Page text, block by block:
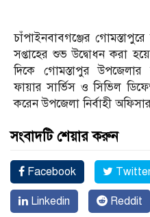
চাঁপাইনবাবগঞ্জের
সপ্তাহের শুভ উদ্বোধন করা
দিকে গোমস্তাপুর
ফায়ার সার্ভিস ও সিভিল
করেন উপজেলা নির্বাহী
সংবাদটি শেয়ার করুন
Facebook
Linkedin Reddit